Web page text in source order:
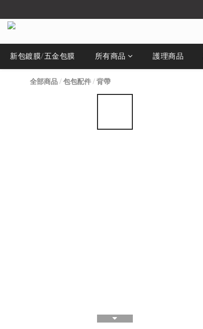
新包鍍膜/五金包膜 所有商品 護理商品
全部商品/包包配件/背帶